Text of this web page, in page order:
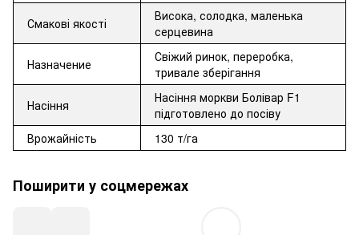
Смакові якості
Висока, солодка, маленька
серцевина
Назначение
Свіжий ринок, переробка,
тривале зберігання
Насіння
Насіння моркви Болівар F1
підготовлено до посіву
Врожайність
130 т/га
Поширити у соцмережах